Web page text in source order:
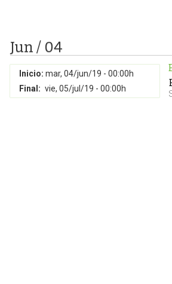
Jun / 04
Inicio: mar, 04/jun/19 - 00:00h
Final: vie, 05/jul/19 - 00:00h